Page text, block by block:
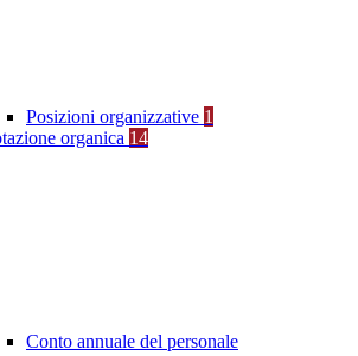
Posizioni organizzative 1
organica 14
Conto annuale del personale